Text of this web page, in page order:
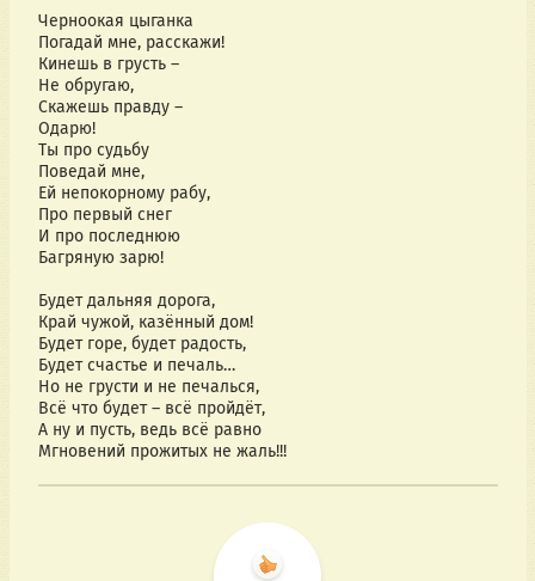
Черноокая цыганка
Погадай мне, расскажи!
Кинешь в грусть –
Не обругаю,
Скажешь правду –
Одарю!
Ты про судьбу
Поведай мне,
Ей непокорному рабу,
Про первый снег
И про последнюю
Багряную зарю!
Будет дальняя дорога,
Край чужой, казённый дом!
Будет горе, будет радость,
Будет счастье и печаль…
Но не грусти и не печалься,
Всё что будет – всё пройдёт,
А ну и пусть, ведь всё равно
Мгновений прожитых не жаль!!!